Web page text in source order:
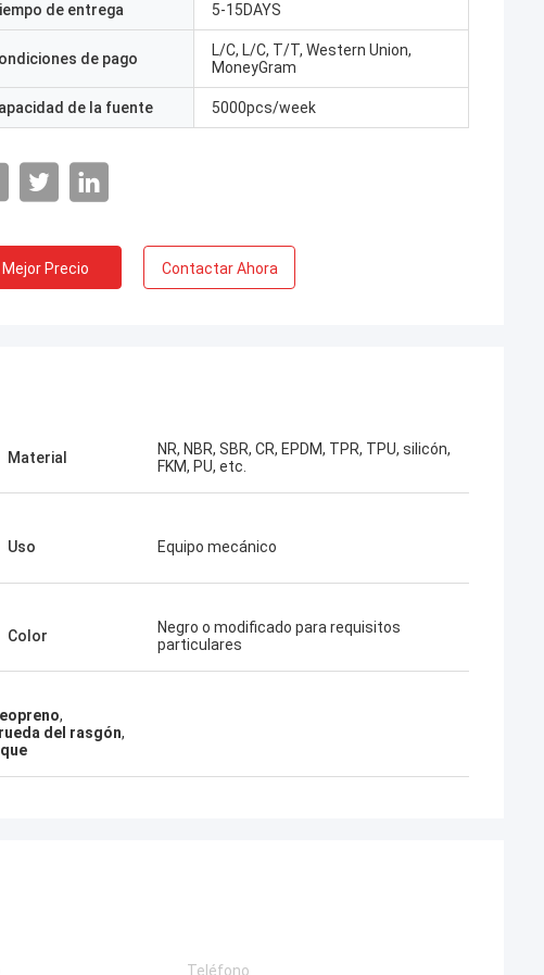
de entrega 5-15DAYS
de pago
L/C, L/C, T/T, Western Union,
MoneyGram
de la fuente 5000pcs/week
Mejor Precio Contactar Ahora
Material
NR, NBR, SBR, CR, EPDM, TPR, TPU, silicón,
FKM, PU, etc.
Uso Equipo mecánico
Color
Negro o modificado para requisitos
particulares
,
del rasgón,